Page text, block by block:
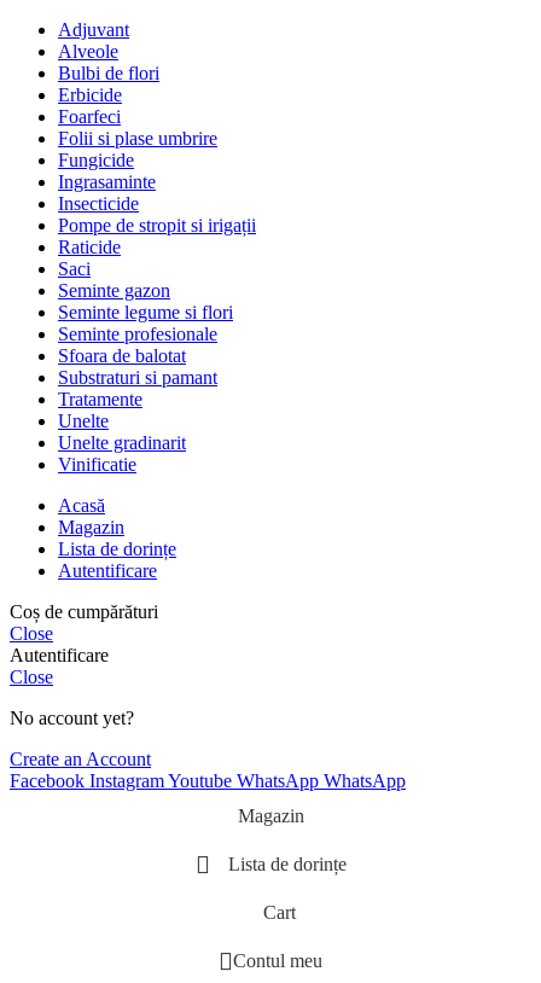
Adjuvant
Alveole
Bulbi de flori
Erbicide
Foarfeci
Folii si plase umbrire
Fungicide
Ingrasaminte
Insecticide
Pompe de stropit si irigații
Raticide
Saci
Seminte gazon
Seminte legume si flori
Seminte profesionale
Sfoara de balotat
Substraturi si pamant
Tratamente
Unelte
Unelte gradinarit
Vinificatie
Acasă
Magazin
Lista de dorințe
Autentificare
Coș de cumpărături
Close
Autentificare
Close
No account yet?
Create an Account
Facebook InstagramYoutube WhatsApp WhatsApp
Magazin
Lista de dorințe
Cart
Contul meu